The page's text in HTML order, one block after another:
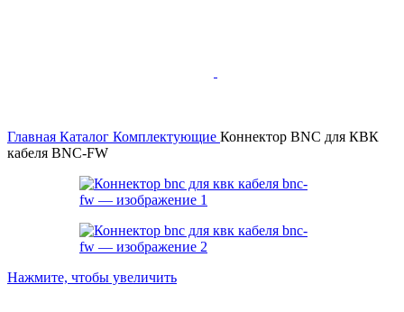
Главная Каталог Комплектующие Коннектор BNC для КВК
кабеля BNC-FW
Нажмите, чтобы увеличить